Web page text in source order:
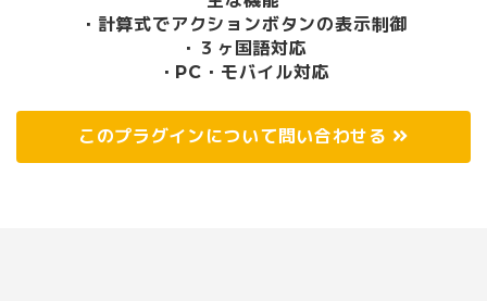
・計算式でアクションボタンの表示制御
・３ヶ国語対応
・PC・モバイル対応
このプラグインについて問い合わせる